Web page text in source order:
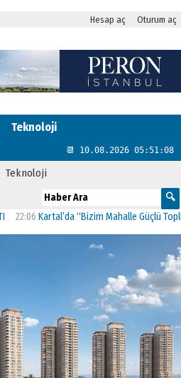
Hesap aç Oturum aç
Teknoloji
📆 10.08.2026 05:51:09
Teknoloji
Kartal’da “Bizim Mahalle Güçlü Toplum”